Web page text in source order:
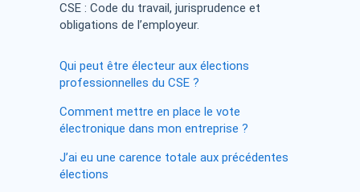
CSE : Code du travail, jurisprudence et
obligations de l’employeur.
Qui peut être électeur aux élections
professionnelles du CSE ?
Comment mettre en place le vote
électronique dans mon entreprise ?
J’ai eu une carence totale aux précédentes
élections